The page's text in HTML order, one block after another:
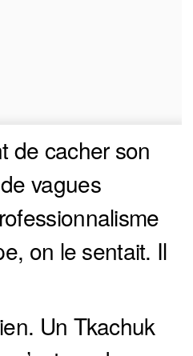
de cacher son
vagues
on le sentait. Il
Un Tkachuk